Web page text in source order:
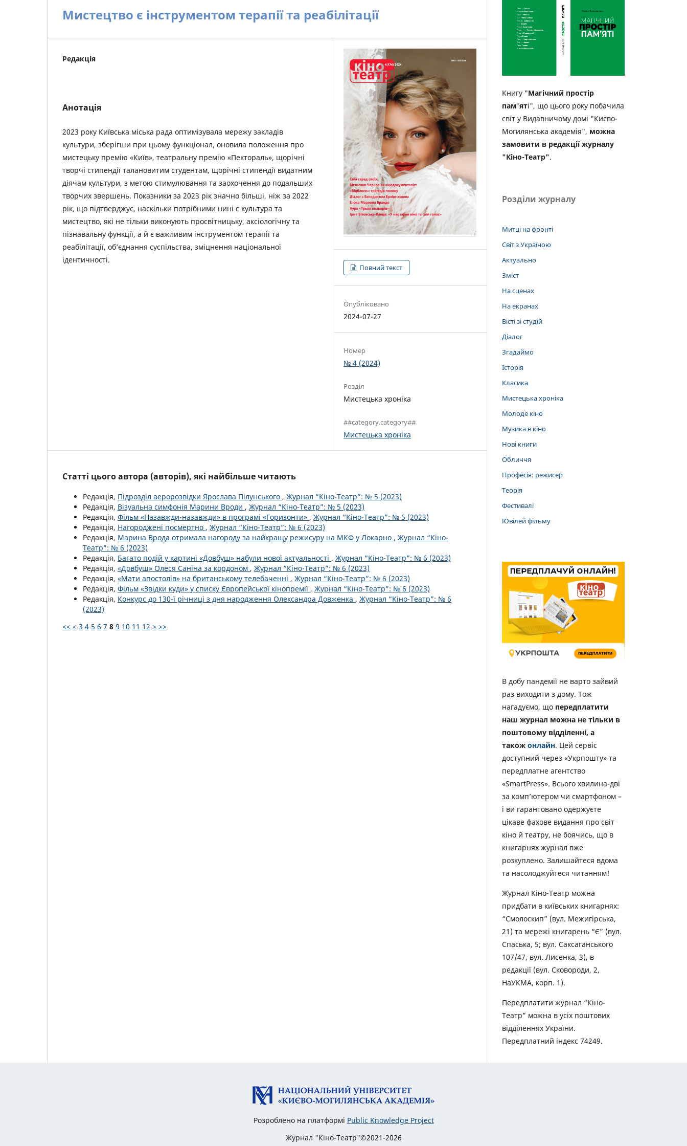
Мистецтво є інструментом терапії та реабілітації
Редакція
Анотація
2023 року Київська міська рада оптимізувала мережу закладів
культури, зберігши при цьому функціонал, оновила положення про
мистецьку премію «Київ», театральну премію «Пектораль», щорічні
творчі стипендії талановитим студентам, щорічні стипендії видатним
діячам культури, з метою стимулювання та заохочення до подальших
творчих звершень. Показники за 2023 рік значно більші, ніж за 2022
рік, що підтверджує, наскільки потрібними нині є культура та
мистецтво, які не тільки виконують просвітницьку, аксіологічну та
пізнавальну функції, а й є важливим інструментом терапії та
реабілітації, об’єднання суспільства, зміцнення національної
ідентичності.
Повний текст
Опубліковано
2024-07-27
Номер
№ 4 (2024)
Розділ
Мистецька хроніка
##category.category##
Мистецька хроніка
Статті цього автора (авторів), які найбільше читають
Редакція, Підрозділ аеророзвідки Ярослава Пілунського , Журнал “Кіно-Театр”: № 5 (2023)
Редакція, Візуальна симфонія Марини Вроди , Журнал “Кіно-Театр”: № 5 (2023)
Редакція, Фільм «Назавжди-назавжди» в програмі «Горизонти» , Журнал “Кіно-Театр”: № 5 (2023)
Редакція, Нагороджені посмертно , Журнал “Кіно-Театр”: № 6 (2023)
Редакція, Марина Врода отримала нагороду за найкращу режисуру на МКФ у Локарно , Журнал “Кіно-
Театр”: № 6 (2023)
Редакція, Багато подій у картині «Довбуш» набули нової актуальності , Журнал “Кіно-Театр”: № 6 (2023)
Редакція, «Довбуш» Олеся Саніна за кордоном , Журнал “Кіно-Театр”: № 6 (2023)
Редакція, «Мати апостолів» на британському телебаченні , Журнал “Кіно-Театр”: № 6 (2023)
Редакція, Фільм «Звідки куди» у списку Європейської кінопремії , Журнал “Кіно-Театр”: № 6 (2023)
Редакція, Конкурс до 130-ї річниці з дня народження Олександра Довженка , Журнал “Кіно-Театр”: № 6
(2023)
<< < 3 4 5 6 7 8 9 10 11 12 > >>
Книгу "Магічний простір
пам'яті", що цього року побачила
світ у Видавничому домі "Києво-
Могилянська академія", можна
замовити в редакції журналу
"Кіно-Театр".
Розділи журналу
Митці на фронті
Світ з Україною
Актуально
Зміст
На сценах
На екранах
Вісті зі студій
Діалог
Згадаймо
Історія
Класика
Мистецька хроніка
Молоде кіно
Музика в кіно
Нові книги
Обличчя
Професія: режисер
Теорія
Фестивалі
Ювілей фільму
В добу пандемії не варто зайвий
раз виходити з дому. Тож
нагадуємо, що передплатити
наш журнал можна не тільки в
поштовому відділенні, а
також онлайн. Цей сервіс
доступний через «Укрпошту» та
передплатне агентство
«SmartPress». Всього хвилина-дві
за комп’ютером чи смартфоном –
і ви гарантовано одержуєте
цікаве фахове видання про світ
кіно й театру, не боячись, що в
книгарнях журнал вже
розкуплено. Залишайтеся вдома
та насолоджуйтеся читанням!
Журнал Кіно-Театр можна
придбати в київських книгарнях:
“Смолоскип” (вул. Межигірська,
21) та мережі книгарень “Є” (вул.
Спаська, 5; вул. Саксаганського
107/47, вул. Лисенка, 3), в
редакції (вул. Сковороди, 2,
НаУКМА, корп. 1).
Передплатити журнал “Кіно-
Театр” можна в усіх поштових
відділеннях України.
Передплатний індекс 74249.
Розроблено на платформі Public Knowledge Project
Журнал "Кіно-Театр"©2021-2026